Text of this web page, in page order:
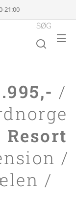
21:00
SØG
/
Resort
/
/